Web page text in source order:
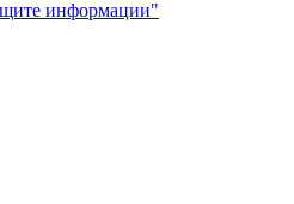
информации"